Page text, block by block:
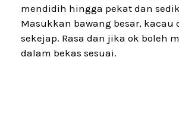
mendidih hingga pekat dan
Masukkan bawang besar, kacau
sekejap. Rasa dan jika ok boleh
dalam bekas sesuai.